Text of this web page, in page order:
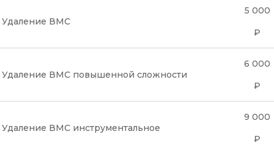
Удаление ВМС
5 000
₽
Удаление ВМС повышенной сложности
6 000
₽
Удаление ВМС инструментальное
9 000
₽